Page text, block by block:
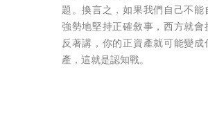
題。換言之，如果我們自己不能
強勢地堅持正確敘事，西方就會
反著講，你的正資產就可能變成
產，這就是認知戰。